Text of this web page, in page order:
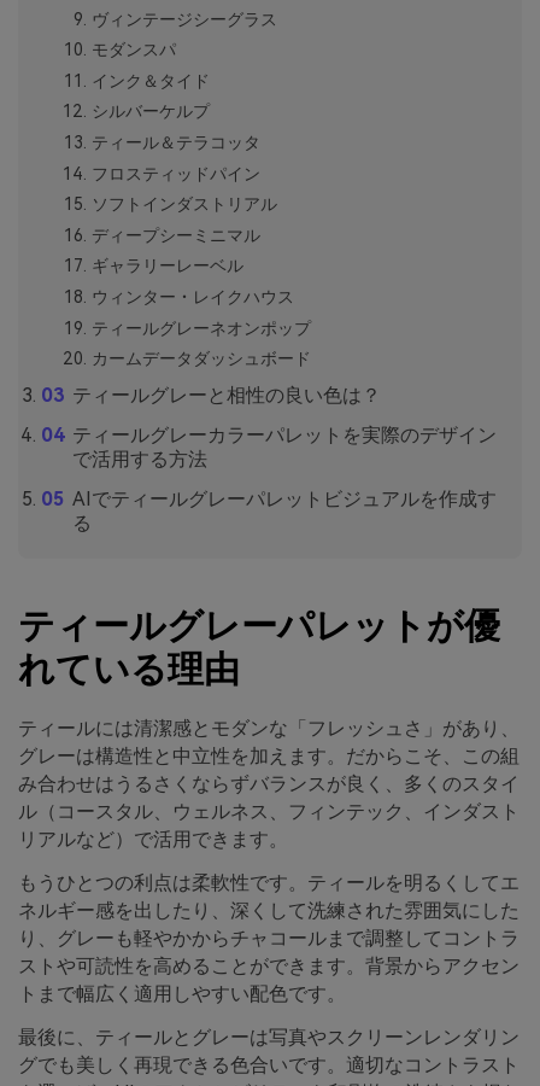
ヴィンテージシーグラス
モダンスパ
インク＆タイド
シルバーケルプ
ティール＆テラコッタ
フロスティッドパイン
ソフトインダストリアル
ディープシーミニマル
ギャラリーレーベル
ウィンター・レイクハウス
ティールグレーネオンポップ
カームデータダッシュボード
ティールグレーと相性の良い色は？
ティールグレーカラーパレットを実際のデザイン
で活用する方法
AIでティールグレーパレットビジュアルを作成す
る
ティールグレーパレットが優
れている理由
ティールには清潔感とモダンな「フレッシュさ」があり、
グレーは構造性と中立性を加えます。だからこそ、この組
み合わせはうるさくならずバランスが良く、多くのスタイ
ル（コースタル、ウェルネス、フィンテック、インダスト
リアルなど）で活用できます。
もうひとつの利点は柔軟性です。ティールを明るくしてエ
ネルギー感を出したり、深くして洗練された雰囲気にした
り、グレーも軽やかからチャコールまで調整してコントラ
ストや可読性を高めることができます。背景からアクセン
トまで幅広く適用しやすい配色です。
最後に、ティールとグレーは写真やスクリーンレンダリン
グでも美しく再現できる色合いです。適切なコントラスト